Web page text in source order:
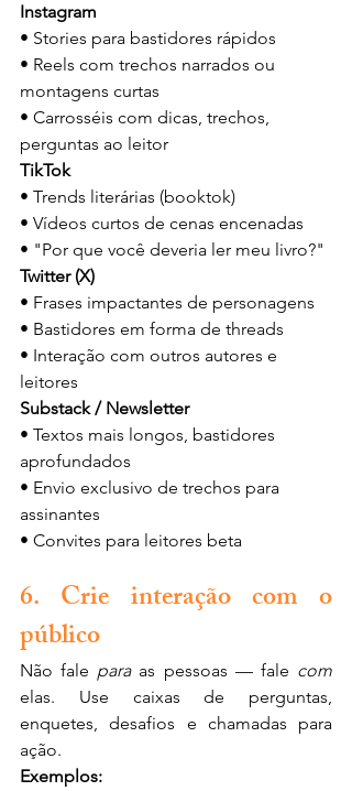
Instagram
• Stories para bastidores rápidos
• Reels com trechos narrados ou
montagens curtas
• Carrosséis com dicas, trechos,
perguntas ao leitor
TikTok
• Trends literárias (booktok)
• Vídeos curtos de cenas encenadas
• "Por que você deveria ler meu livro?"
Twitter (X)
• Frases impactantes de personagens
• Bastidores em forma de threads
• Interação com outros autores e
leitores
Substack / Newsletter
• Textos mais longos, bastidores
aprofundados
• Envio exclusivo de trechos para
assinantes
• Convites para leitores beta
6. Crie interação com o
público
Não fale para as pessoas — fale com
elas. Use caixas de perguntas,
enquetes, desafios e chamadas para
ação.
Exemplos: